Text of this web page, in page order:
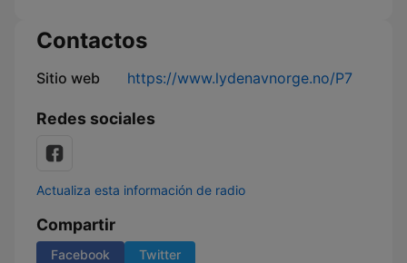
Contactos
Sitio web https://www.lydenavnorge.no/P7
Redes sociales
Actualiza esta información de radio
Compartir
Facebook Twitter